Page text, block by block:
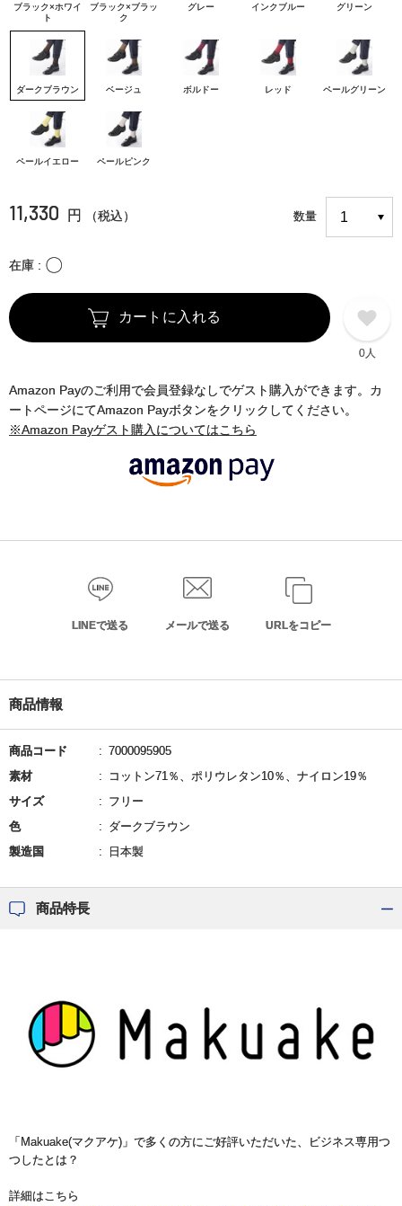
ブラック×ホワイ
ト
ブラック×ブラッ
ク
グレー インクブルー グリーン
ダークブラウン ベージュ ボルドー レッド ペールグリーン
ペールイエロー ペールピンク
11,330 円 （税込） 数量
在庫 〇
カートに入れる
0人
Amazon Payのご利用で会員登録なしでゲスト購入ができます。カ
ートページにてAmazon Payボタンをクリックしてください。
※Amazon Payゲスト購入についてはこちら
LINEで送る メールで送る URLをコピー
商品情報
商品コード
7000095905
素材
コットン71％、ポリウレタン10％、ナイロン19％
サイズ
フリー
色
ダークブラウン
製造国
日本製
商品特長
「Makuake(マクアケ)」で多くの方にご好評いただいた、ビジネス専用つ
つしたとは？
詳細はこちら